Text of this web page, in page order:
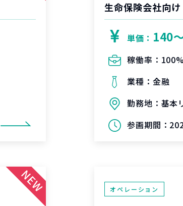
生命保険会社向
単価： 140
稼働率：
業種： 金融
勤務地： 基本
参画期間：
オペレーション